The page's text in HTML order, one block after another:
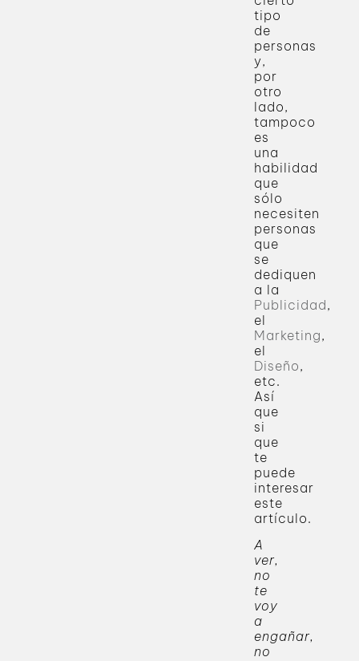
tipo
de
personas
y,
por
otro
lado,
tampoco
es
una
habilidad
que
sólo
necesiten
personas
que
se
dediquen
a la
Publicidad,
el
Marketing,
el
Diseño,
etc.
Así
que
si
que
te
puede
interesar
este
artículo.
A
ver,
no
te
voy
a
engañar,
no